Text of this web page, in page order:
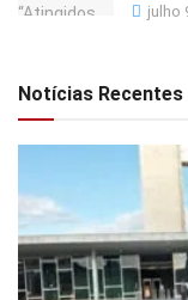
julho
Notícias Recentes